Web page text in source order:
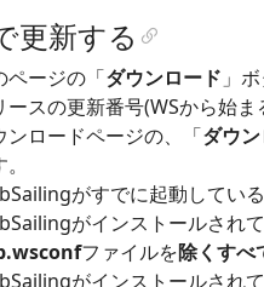
更新する
ページの「ダウンロード 」
ースの更新番号(WSから始ま
ンロードページの、「ダウ
がすでに起動してい
がインストールされ
ファイルを除くすべ
がインストールされ